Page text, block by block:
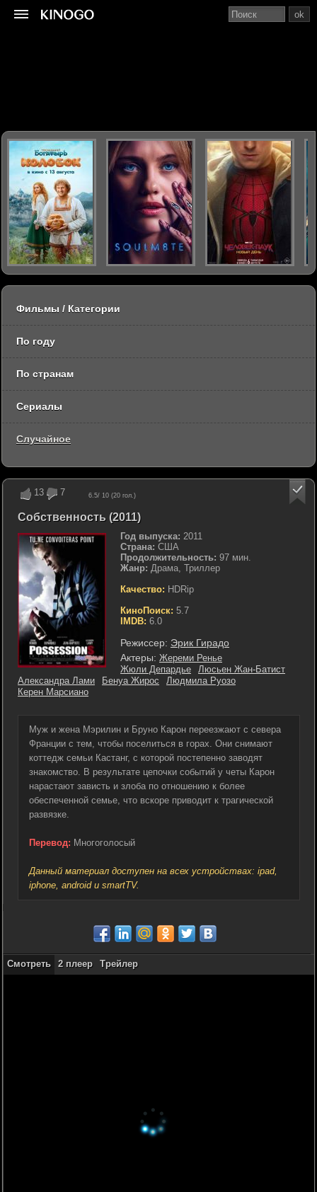
13 7 6.5/ 10 (20 гол.)
Собственность (2011)
Год выпуска: 2011
Страна: США
Продолжительность: 97 мин.
Жанр: Драма, Триллер
Качество: HDRip
КиноПоиск: 5.7
IMDB: 6.0
Режиссер: Эрик Гирадо
Актеры: Жереми Ренье
Жюли Депардье
Люсьен Жан-Батист
Александра Лами
Бенуа Жирос
Людмила Руозо
Керен Марсиано
Муж и жена Мэрилин и Бруно Карон переезжают с севера
Франции с тем, чтобы поселиться в горах. Они снимают
коттедж семьи Кастанг, с которой постепенно заводят
знакомство. В результате цепочки событий у четы Карон
нарастают зависть и злоба по отношению к более
обеспеченной семье, что вскоре приводит к трагической
развязке.
Перевод: Многоголосый
Данный материал доступен на всех устройствах: ipad,
iphone, android и smartTV.
Смотреть 2 плеер Трейлер
ok
Фильмы / Категории
По году
По странам
Сериалы
Случайное